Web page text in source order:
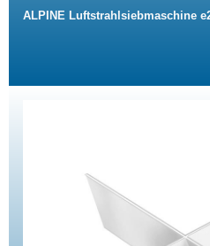
ALPINE Luftstrahlsiebmaschine